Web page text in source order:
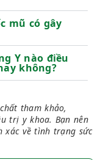
mũ có gây
Y nào điều
không?
tham khảo,
trị y khoa. Bạn nên
xác về tình trạng sức